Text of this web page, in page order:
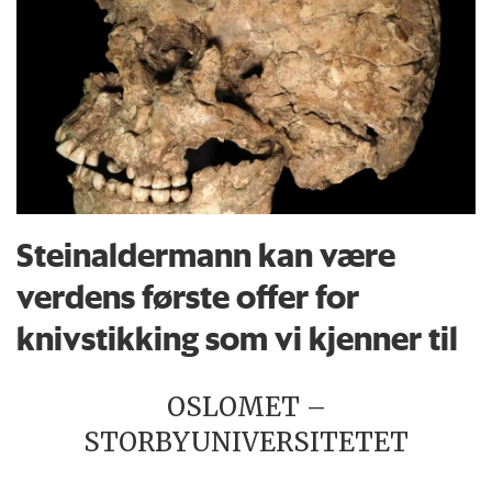
Steinaldermann kan være
verdens første offer for
knivstikking som vi kjenner til
OSLOMET –
STORBYUNIVERSITETET